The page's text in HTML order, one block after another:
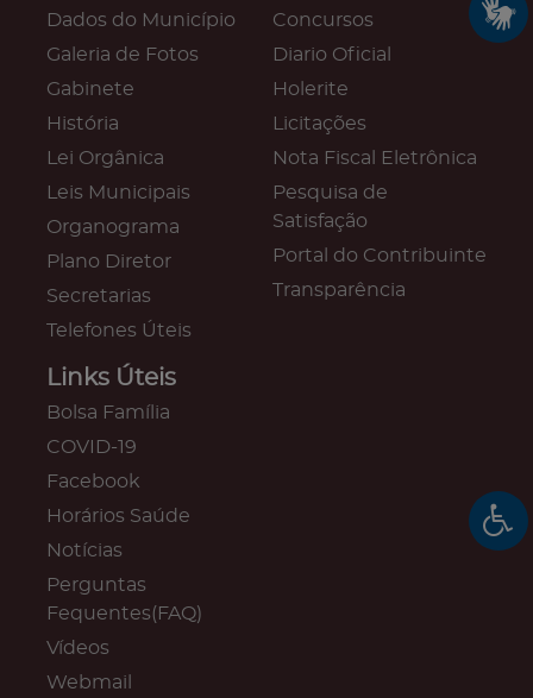
Dados do Município
Galeria de Fotos
Gabinete
História
Lei Orgânica
Leis Municipais
Organograma
Plano Diretor
Secretarias
Telefones Úteis
Concursos
Diario Oficial
Holerite
Licitações
Nota Fiscal Eletrônica
Pesquisa de
Satisfação
Portal do Contribuinte
Transparência
Links Úteis
Bolsa Família
COVID-19
Facebook
Horários Saúde
Notícias
Perguntas
Fequentes(FAQ)
Vídeos
Webmail